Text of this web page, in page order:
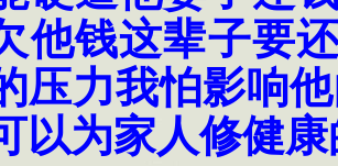
他钱这辈子要
压力我怕影响
以为家人修健